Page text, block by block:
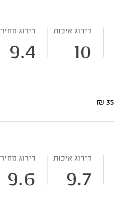
דירוג איכות
10
דירוג מחיר
9.4
₪
דירוג איכות
9.7
דירוג מחיר
9.6